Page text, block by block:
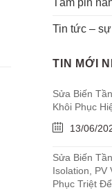
Tấm pin
Tin tức –
TIN MỚI
Sửa Biến
Khôi Phục
13/06/
Sửa Biến
Isolation, PV
Phục Triệt